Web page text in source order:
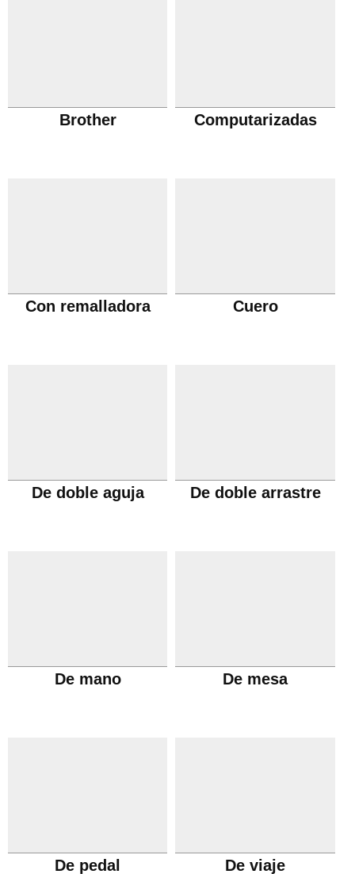
Brother Computarizadas
Con remalladora Cuero
De doble aguja De doble arrastre
De mano De mesa
De pedal De viaje